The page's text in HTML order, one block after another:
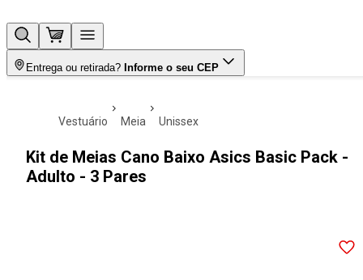
Entrega ou retirada? Informe o seu CEP
vestuário meia unissex
Kit de Meias Cano Baixo Asics Basic Pack -
Adulto - 3 Pares